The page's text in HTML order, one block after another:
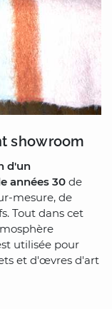
showroom
d'un
années 30 de
mesure, de
Tout dans cet
utilisée pour
et d'œvres d'art